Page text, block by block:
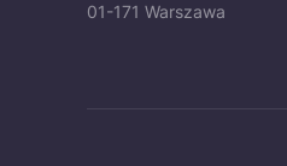
01-171 Warszawa